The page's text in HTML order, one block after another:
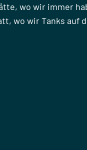
wo wir immer
wo wir Tanks auf